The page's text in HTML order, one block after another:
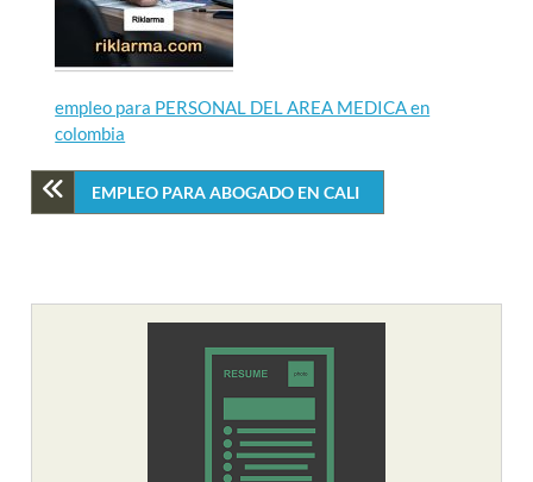
empleo para PERSONAL DEL AREA MEDICA en
colombia
EMPLEO PARA ABOGADO EN CALI